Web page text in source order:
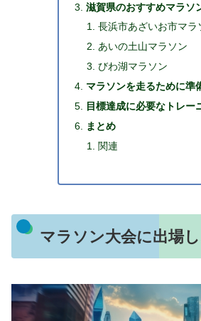
滋賀県のおすすめマラソ
長浜市あざいお市マラ
あいの土山マラソン
びわ湖マラソン
マラソンを走るために準
目標達成に必要なトレー
まとめ
関連
マラソン大会に出場し